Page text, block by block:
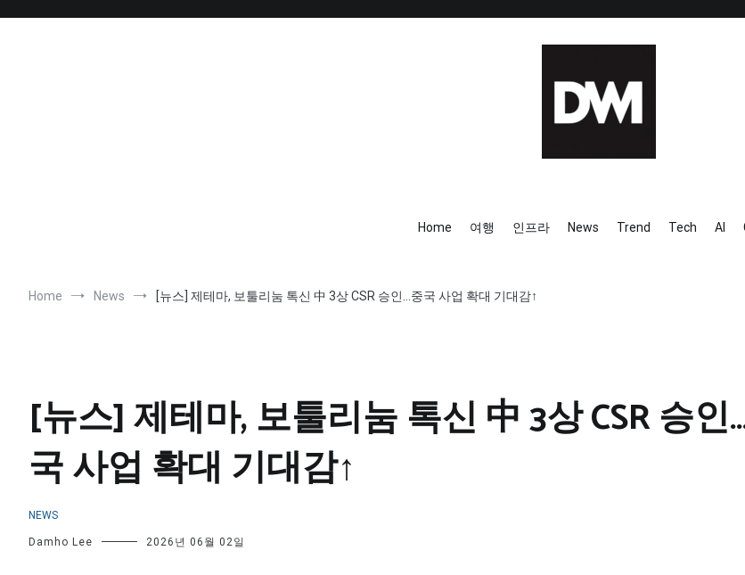
Home 여행 인프라 News Trend Tech AI
Home News [뉴스] 제테마, 보툴리눔 톡신 中 3상 CSR 승인…중국 사업 확대 기대감↑
[뉴스] 제테마, 보툴리눔 톡신 中 3상 CSR 승인
국 사업 확대 기대감↑
NEWS
Damho Lee 2026년 06월 02일